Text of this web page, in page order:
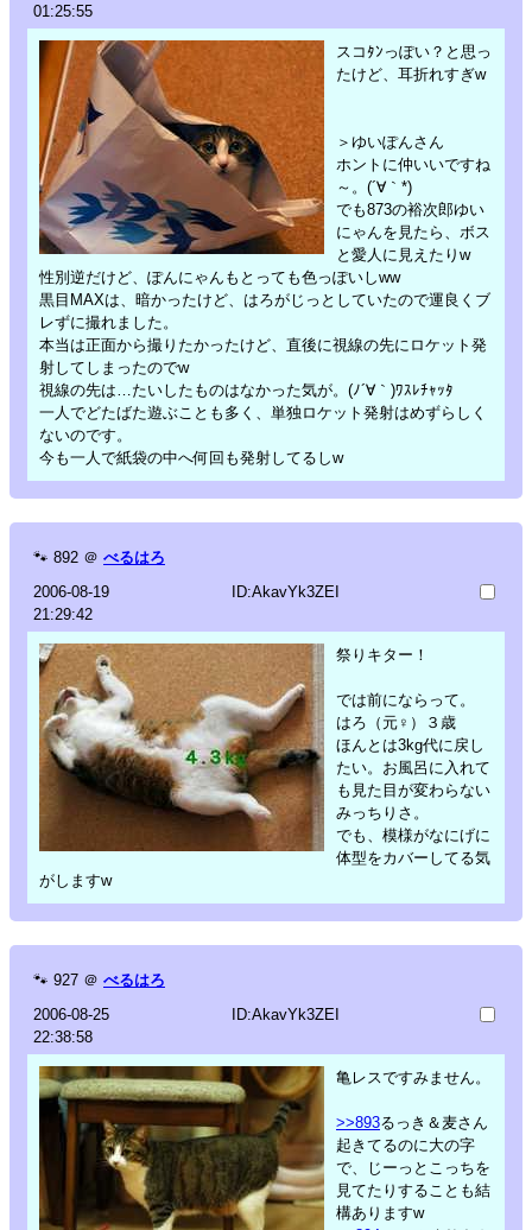
01:25:55
スコﾀﾝっぽい？と思っ
たけど、耳折れすぎw
＞ゆいぽんさん
ホントに仲いいですね
～。(´∀｀*)
でも873の裕次郎ゆい
にゃんを見たら、ボス
と愛人に見えたりw
性別逆だけど、ぽんにゃんもとっても色っぽいしww
黒目MAXは、暗かったけど、はろがじっとしていたので運良くブ
レずに撮れました。
本当は正面から撮りたかったけど、直後に視線の先にロケット発
射してしまったのでw
視線の先は…たいしたものはなかった気が。(ﾉ´∀｀)ﾜｽﾚﾁｬｯﾀ
一人でどたばた遊ぶことも多く、単独ロケット発射はめずらしく
ないのです。
今も一人で紙袋の中へ何回も発射してるしw
🐾 892 ＠ べるはろ
2006-08-19
21:29:42
ID:AkavYk3ZEI
祭りキター！
では前にならって。
はろ（元♀）３歳
ほんとは3kg代に戻し
たい。お風呂に入れて
も見た目が変わらない
みっちりさ。
でも、模様がなにげに
体型をカバーしてる気
がしますw
🐾 927 ＠ べるはろ
2006-08-25
22:38:58
ID:AkavYk3ZEI
亀レスですみません。
>>893るっき＆麦さん
起きてるのに大の字
で、じーっとこっちを
見てたりすることも結
構ありますw